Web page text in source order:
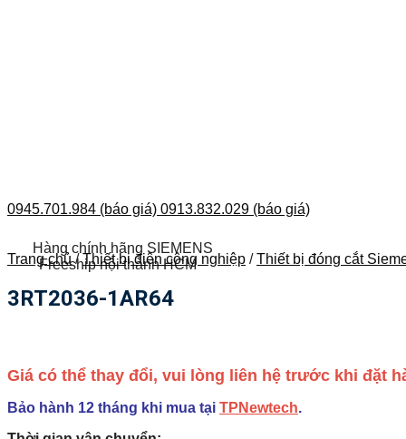
0945.701.984 (báo giá) 0913.832.029 (báo giá)
Hàng chính hãng SIEMENS
Freeship nội thành HCM
Trang chủ / Thiết bị điện công nghiệp / Thiết bị đóng cắt
3RT2036-1AR64
Giá có thể thay đổi, vui lòng liên hệ trước khi đặt
Bảo hành 12 tháng khi mua tại TPNewtech.